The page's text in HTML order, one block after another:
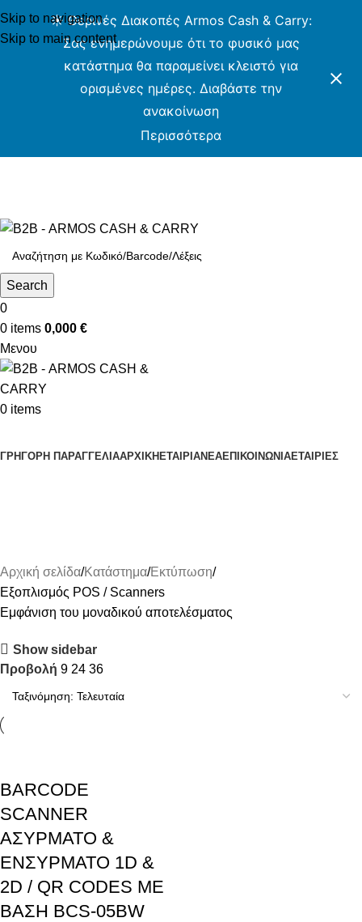
Skip to navigation
Skip to main content
☀️ Θερινές Διακοπές Armos Cash & Carry:
Σας ενημερώνουμε ότι το φυσικό μας
κατάστημα θα παραμείνει κλειστό για
ορισμένες ημέρες. Διαβάστε την
ανακοίνωση
Περισσότερα
Search
0
0 items 0,000 €
Μενου
0 items
ΓΡΗΓΟΡΗ ΠΑΡΑΓΓΕΛΙΑΑΡΧΙΚΗ ΕΤΑΙΡΙΑΝΕΑΕΠΙΚΟΙΝΩΝΙΑΕΤΑΙΡΙΕΣ
Αρχική σελίδα Κατάστημα Εκτύπωση
Εξοπλισμός POS / Scanners
Εμφάνιση του μοναδικού αποτελέσματος
Show sidebar
Προβολή 9 24 36
BARCODE
SCANNER
ΑΣΥΡΜΑΤΟ &
ΕΝΣΥΡΜΑΤΟ 1D &
2D / QR CODES ΜΕ
ΒΑΣΗ BCS-05BW